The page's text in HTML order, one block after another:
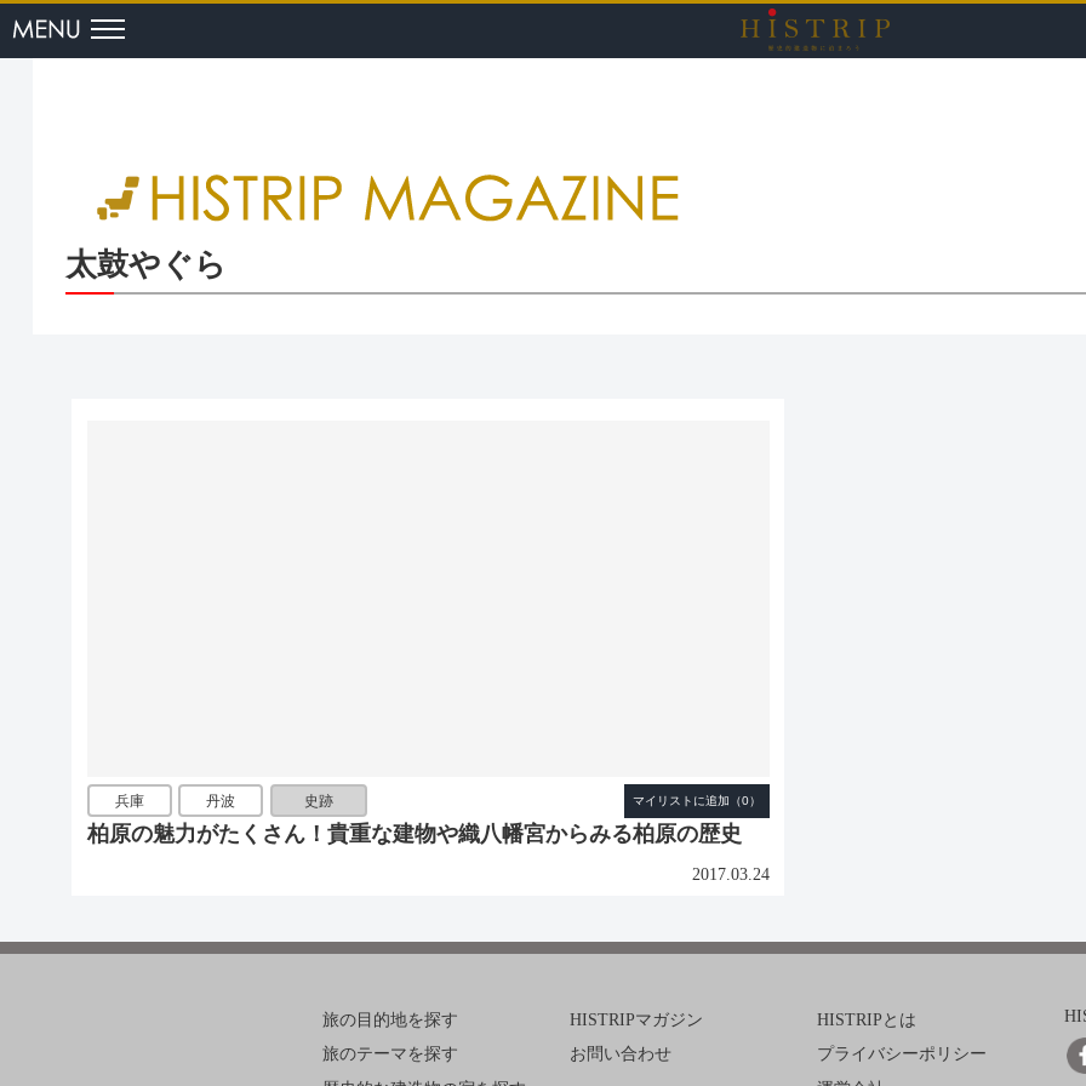
HISTRIP（
太鼓やぐら
兵庫 丹波 史跡
柏原の魅力がたくさん！貴重な建物や織八幡宮からみる柏原の歴史
2017.03.24
旅の目的地を探す
旅のテーマを探す
HISTRIPマガジン
お問い合わせ
HISTRIPとは
プライバシーポリシー